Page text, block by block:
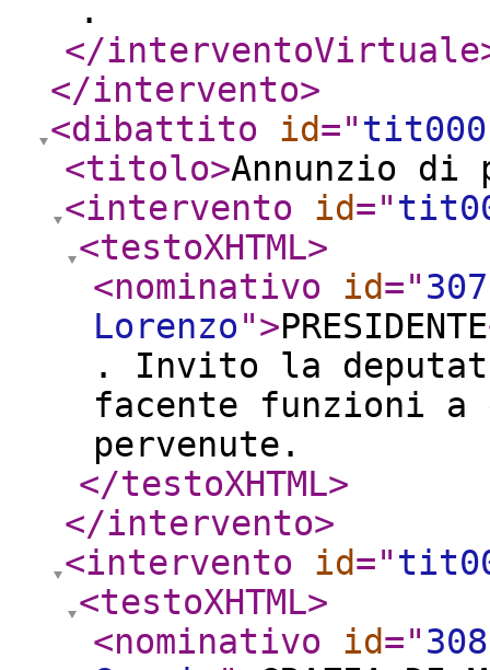
.
</interventoVirtuale
</intervento>
<dibattito
id="
<titolo>Annunzio
<intervento
id="
<testoXHTML>
<nominativo
id="
Lorenzo">PRESIDENTE
. Invito la
facente funzioni
pervenute.
</testoXHTML>
</intervento>
<intervento
id="
<testoXHTML>
<nominativo
id="